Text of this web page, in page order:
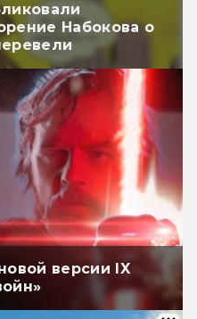
Набокова о
версии IX